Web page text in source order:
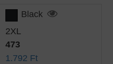
Black
2XL
473
1.792 Ft